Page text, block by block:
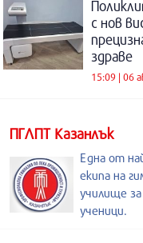
с нов
здраве
15:09 | 06
ПГЛПТ Казанлък
Една от
екипа на
училище
ученици.